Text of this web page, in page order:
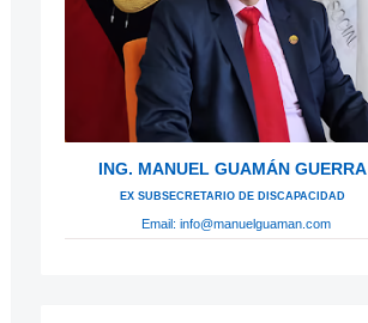
ING. MANUEL GUAMÁN GUERRA
Ex Subsecretario de Discapacidad
Email: info@manuelguaman.com